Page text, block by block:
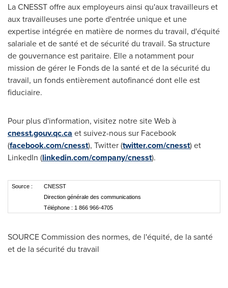
La CNESST offre aux employeurs ainsi qu'aux travailleurs et
aux travailleuses une porte d'entrée unique et une
expertise intégrée en matière de normes du travail, d'équité
salariale et de santé et de sécurité du travail. Sa structure
de gouvernance est paritaire. Elle a notamment pour
mission de gérer le Fonds de la santé et de la sécurité du
travail, un fonds entièrement autofinancé dont elle est
fiduciaire.
Pour plus d'information, visitez notre site Web à
cnesst.gouv.qc.ca et suivez-nous sur Facebook
(facebook.com/cnesst), Twitter (twitter.com/cnesst) et
LinkedIn (linkedin.com/company/cnesst).
Source :
CNESST
Direction générale des communications
Téléphone : 1 866 966-4705
SOURCE Commission des normes, de l'équité, de la santé
et de la sécurité du travail